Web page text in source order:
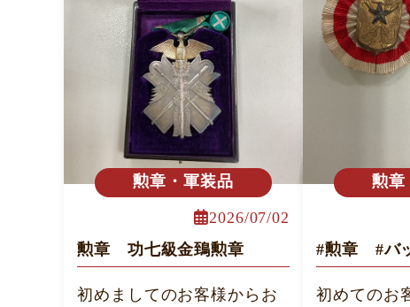
勲章・軍装品
2026/07/02
勲章 功七級金鵄勲章
初めましてのお客様からお
勲章
#勲章 #バ
初めてのお